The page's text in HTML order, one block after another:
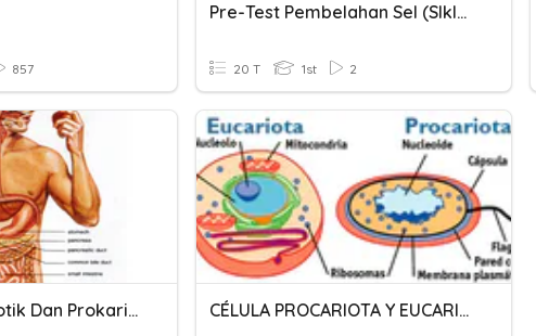
857
Pre-Test Pembelahan Sel (SIklus 2)
20 T 1st 2
Bioman Eukariotik Dan Prokariotik CÉLULA PROCARIOTA Y EUCARIOTA